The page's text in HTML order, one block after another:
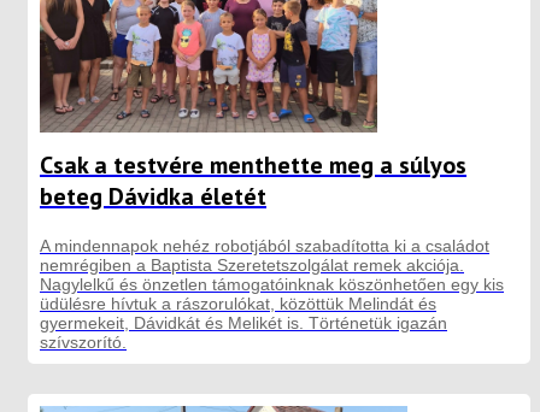
Csak a testvére menthette meg a súlyos
beteg Dávidka életét
A mindennapok nehéz robotjából szabadította ki a családot
nemrégiben a Baptista Szeretetszolgálat remek akciója.
Nagylelkű és önzetlen támogatóinknak köszönhetően egy kis
üdülésre hívtuk a rászorulókat, közöttük Melindát és
gyermekeit, Dávidkát és Melikét is. Történetük igazán
szívszorító.